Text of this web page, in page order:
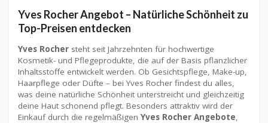
Yves Rocher Angebot – Natürliche Schönheit zu
Top-Preisen entdecken
Yves Rocher steht seit Jahrzehnten für hochwertige
Kosmetik- und Pflegeprodukte, die auf der Basis pflanzlicher
Inhaltsstoffe entwickelt werden. Ob Gesichtspflege, Make-up,
Haarpflege oder Düfte – bei Yves Rocher findest du alles,
was deine natürliche Schönheit unterstreicht und gleichzeitig
deine Haut schonend pflegt. Besonders attraktiv wird der
Einkauf durch die regelmäßigen Yves Rocher Angebote,